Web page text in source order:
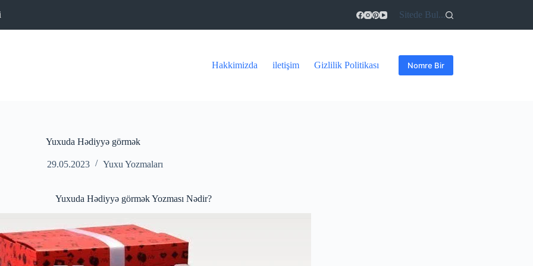
Sitede Bul...
Hakkimizda iletişim Gizlilik Politikası Nomre Bir
Yuxuda Hədiyyə görmək
29.05.2023 Yuxu Yozmaları
Yuxuda Hədiyyə görmək Yozması Nədir?